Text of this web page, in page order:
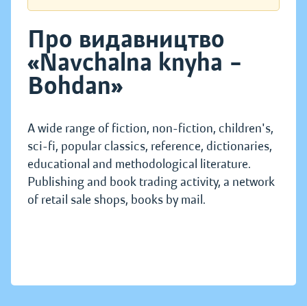
Про видавництво
«Navchalna knyha –
Bohdan»
A wide range of fiction, non-fiction, children's,
sci-fi, popular classics, reference, dictionaries,
educational and methodological literature.
Publishing and book trading activity, a network
of retail sale shops, books by mail.